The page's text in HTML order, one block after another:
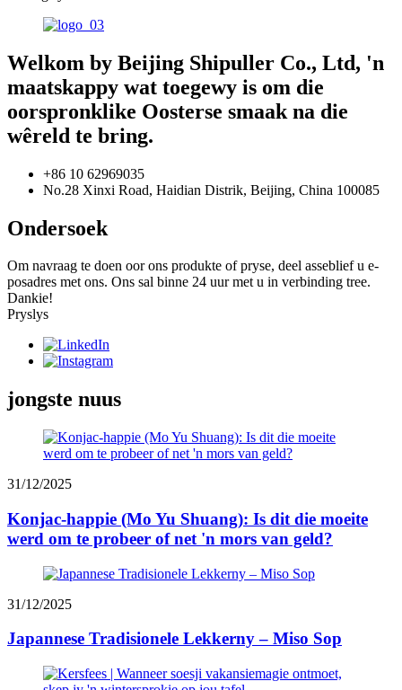
Welkom by Beijing Shipuller Co., Ltd, 'n
maatskappy wat toegewy is om die
oorspronklike Oosterse smaak na die
wêreld te bring.
+86 10 62969035
No.28 Xinxi Road, Haidian Distrik, Beijing, China 100085
Ondersoek
Om navraag te doen oor ons produkte of pryse, deel asseblief u e-
posadres met ons. Ons sal binne 24 uur met u in verbinding tree.
Dankie!
Pryslys
jongste nuus
31/12/2025
Konjac-happie (Mo Yu Shuang): Is dit die moeite
werd om te probeer of net 'n mors van geld?
31/12/2025
Japannese Tradisionele Lekkerny – Miso Sop